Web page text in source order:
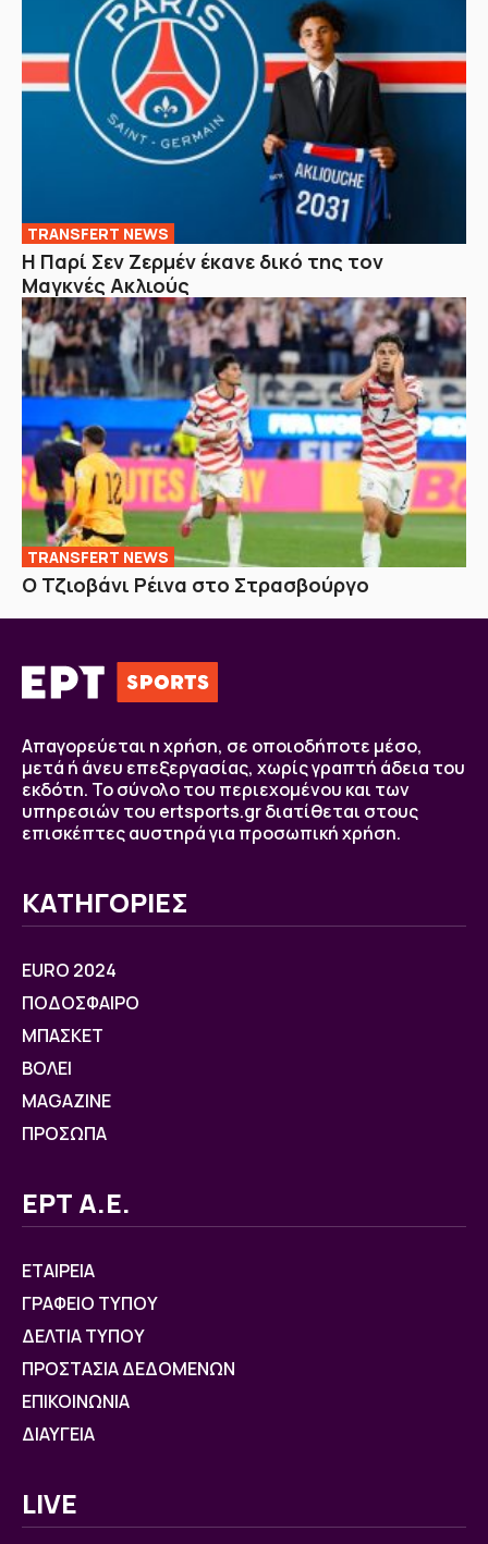
TRANSFERT NEWS
Η Παρί Σεν Ζερμέν έκανε δικό της τον
Μαγκνές Ακλιούς
TRANSFERT NEWS
Ο Τζιοβάνι Ρέινα στο Στρασβούργο
Απαγορεύεται η χρήση, σε οποιοδήποτε μέσο,
μετά ή άνευ επεξεργασίας, χωρίς γραπτή άδεια του
εκδότη. Το σύνολο του περιεχομένου και των
υπηρεσιών του ertsports.gr διατίθεται στους
επισκέπτες αυστηρά για προσωπική χρήση.
ΚΑΤΗΓΟΡΙΕΣ
EURO 2024
ΠΟΔΟΣΦΑΙΡΟ
ΜΠΑΣΚΕΤ
ΒOΛΕΙ
MAGAZINE
ΠΡΟΣΩΠΑ
ΕΡΤ Α.Ε.
ΕΤΑΙΡΕΙΑ
ΓΡΑΦΕΙΟ ΤΥΠΟΥ
ΔΕΛΤΙΑ ΤΥΠΟΥ
ΠΡΟΣΤΑΣΙΑ ΔΕΔΟΜΕΝΩΝ
ΕΠΙΚΟΙΝΩΝΙΑ
ΔΙΑΥΓΕΙΑ
LIVE